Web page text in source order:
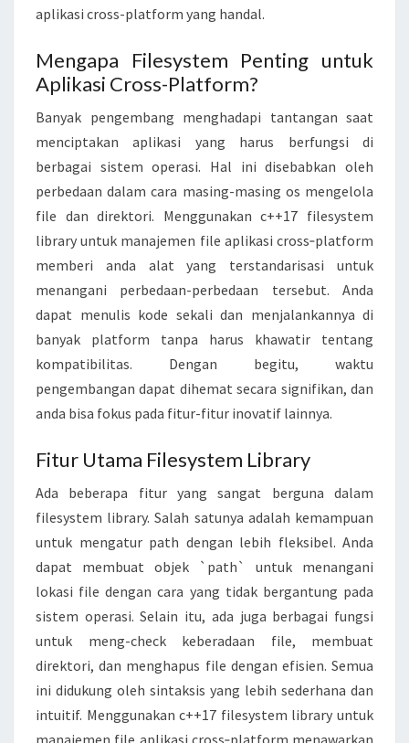
R
U
N
T
U
K
M
A
N
A
J
E
M
E
N
F
L
A
L
I
K
A
C
aplikasi cross-platform yang handal.
Mengapa Filesystem Penting untuk
Aplikasi Cross-Platform?
Banyak pengembang menghadapi tantangan saat
menciptakan aplikasi yang harus berfungsi di
berbagai sistem operasi. Hal ini disebabkan oleh
perbedaan dalam cara masing-masing os mengelola
file dan direktori. Menggunakan c++17 filesystem
library untuk manajemen file aplikasi cross‑platform
memberi anda alat yang terstandarisasi untuk
menangani perbedaan-perbedaan tersebut. Anda
dapat menulis kode sekali dan menjalankannya di
banyak platform tanpa harus khawatir tentang
kompatibilitas. Dengan begitu, waktu
pengembangan dapat dihemat secara signifikan, dan
anda bisa fokus pada fitur-fitur inovatif lainnya.
Fitur Utama Filesystem Library
Ada beberapa fitur yang sangat berguna dalam
filesystem library. Salah satunya adalah kemampuan
untuk mengatur path dengan lebih fleksibel. Anda
dapat membuat objek `path` untuk menangani
lokasi file dengan cara yang tidak bergantung pada
sistem operasi. Selain itu, ada juga berbagai fungsi
untuk meng-check keberadaan file, membuat
direktori, dan menghapus file dengan efisien. Semua
ini didukung oleh sintaksis yang lebih sederhana dan
intuitif. Menggunakan c++17 filesystem library untuk